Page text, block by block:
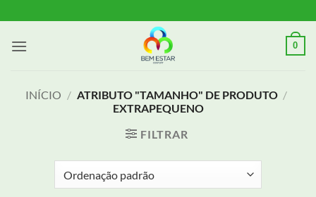
to
content
0
INÍCIO / ATRIBUTO "TAMANHO" DE PRODUTO /
EXTRAPEQUENO
FILTRAR